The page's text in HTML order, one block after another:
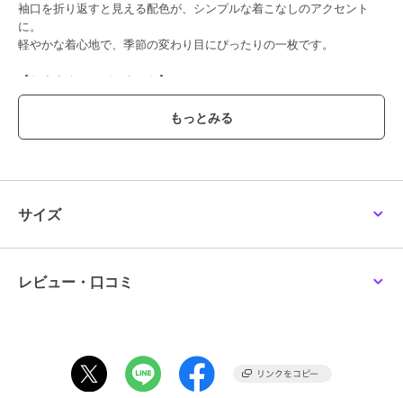
袖口を折り返すと見える配色が、シンプルな着こなしのアクセント
に。
軽やかな着心地で、季節の変わり目にぴったりの一枚です。
【おすすめコーディネート】
デニムやワイドパンツと合わせてリラックスカジュアルに。
ワンピースに羽織って、女性らしい雰囲気をプラスするのもおすす
め。
【おすすめシーン／デザイン要素／シーズン対応】
・Wフェイスの配色でシンプルコーデが映える
----------------------
サイズ
レビュー・口コミ